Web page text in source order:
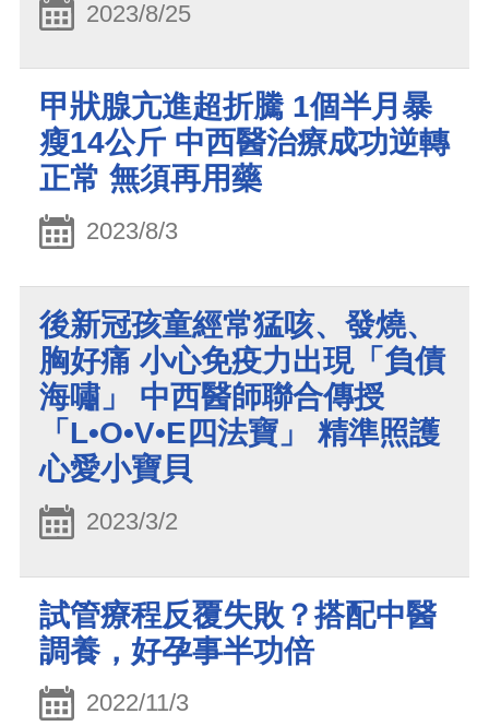
2023/8/25
甲狀腺亢進超折騰 1個半月暴
瘦14公斤 中西醫治療成功逆轉
正常 無須再用藥
2023/8/3
後新冠孩童經常猛咳、發燒、
胸好痛 小心免疫力出現「負債
海嘯」 中西醫師聯合傳授
「L•O•V•E四法寶」 精準照護
心愛小寶貝
2023/3/2
試管療程反覆失敗？搭配中醫
調養，好孕事半功倍
2022/11/3